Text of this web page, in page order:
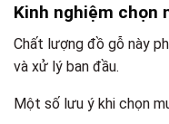
Kinh nghiệm chọn
Chất lượng đồ gỗ này
và xử lý ban đầu.
Một số lưu ý khi chọn